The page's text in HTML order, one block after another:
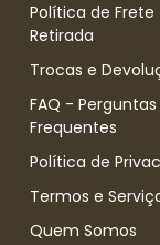
Política de Frete
Retirada
Trocas e
FAQ - Perguntas
Frequentes
Política de
Termos e
Quem Somos